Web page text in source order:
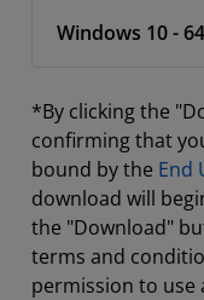
Windows 10 -
*By clicking the
confirming that
bound by the End
download will
the "Download"
terms and
permission to